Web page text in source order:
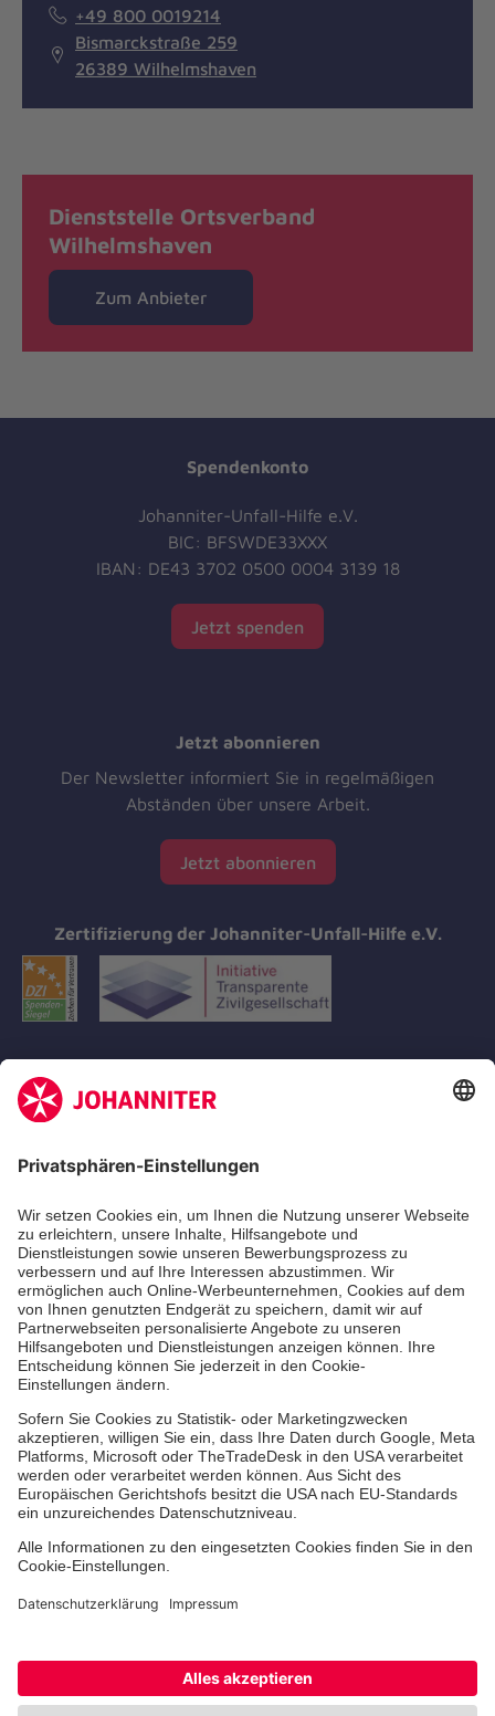
+49 800 0019214
Bismarckstraße 259
26389 Wilhelmshaven
Dienststelle Ortsverband
Wilhelmshaven
Zum Anbieter
Spendenkonto
Johanniter-Unfall-Hilfe e.V.
BIC: BFSWDE33XXX
IBAN: DE43 3702 0500 0004 3139 18
Jetzt spenden
Jetzt abonnieren
Der Newsletter informiert Sie in regelmäßigen
Abständen über unsere Arbeit.
Jetzt abonnieren
Zertifizierung der Johanniter-Unfall-Hilfe e.V.
Erste-Hilfe-Kurse
Jobs
Ehrenamt
Freiwilligendienst
Johanniter-Jugend
Spendenprojekte
Kindertagesstätten
Einrichtungen
Cookie-Einstellungen Datenschutz Barrierefreiheit